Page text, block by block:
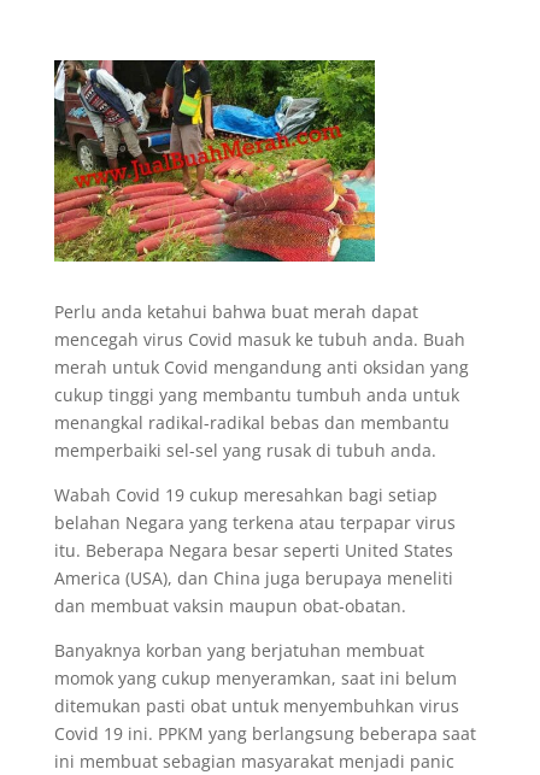
Perlu anda ketahui bahwa buat merah dapat
mencegah virus Covid masuk ke tubuh anda. Buah
merah untuk Covid mengandung anti oksidan yang
cukup tinggi yang membantu tumbuh anda untuk
menangkal radikal-radikal bebas dan membantu
memperbaiki sel-sel yang rusak di tubuh anda.
Wabah Covid 19 cukup meresahkan bagi setiap
belahan Negara yang terkena atau terpapar virus
itu. Beberapa Negara besar seperti United States
America (USA), dan China juga berupaya meneliti
dan membuat vaksin maupun obat-obatan.
Banyaknya korban yang berjatuhan membuat
momok yang cukup menyeramkan, saat ini belum
ditemukan pasti obat untuk menyembuhkan virus
Covid 19 ini. PPKM yang berlangsung beberapa saat
ini membuat sebagian masyarakat menjadi panic